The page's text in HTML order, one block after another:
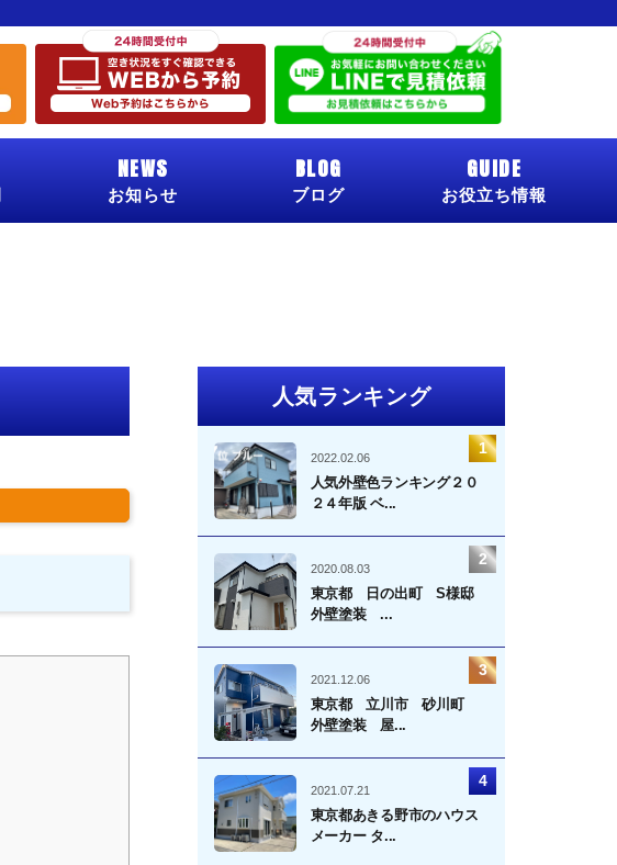
NEWS
お知らせ
BLOG
ブログ
GUIDE
お役立ち情報
人気ランキング
2022.02.06
人気外壁色ランキング２０
２４年版 ベ...
2020.08.03
東京都 日の出町 S様邸
外壁塗装 ...
2021.12.06
東京都 立川市 砂川町
外壁塗装 屋...
2021.07.21
東京都あきる野市のハウス
メーカー タ...